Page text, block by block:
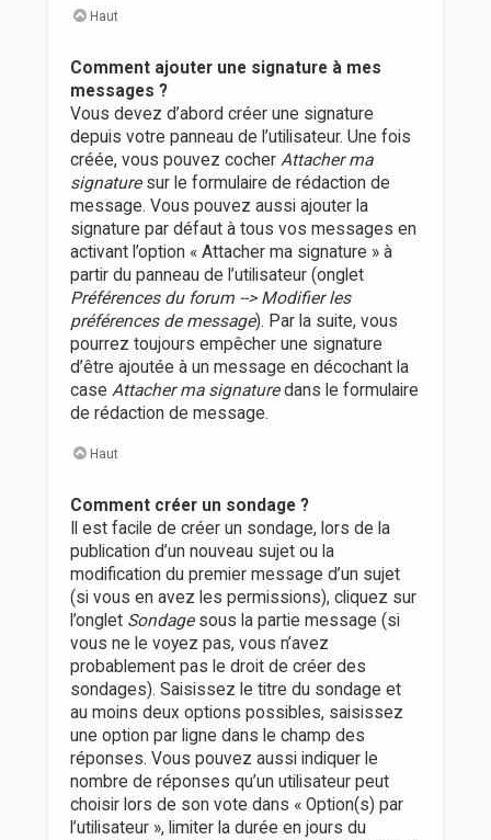
Haut
Comment ajouter une signature à mes
messages ?
Vous devez d’abord créer une signature
depuis votre panneau de l’utilisateur. Une fois
créée, vous pouvez cocher Attacher ma
signaturesur le formulaire de rédaction de
message. Vous pouvez aussi ajouter la
signature par défaut à tous vos messages en
activant l’option « Attacher ma signature » à
partir du panneau de l’utilisateur (onglet
Préférences du forum --> Modifier les
préférences de message). Par la suite, vous
pourrez toujours empêcher une signature
d’être ajoutée à un message en décochant la
case Attacher ma signaturedans le formulaire
de rédaction de message.
Haut
Comment créer un sondage ?
Il est facile de créer un sondage, lors de la
publication d’un nouveau sujet ou la
modification du premier message d’un sujet
(si vous en avez les permissions), cliquez sur
l’onglet Sondagesous la partie message (si
vous ne le voyez pas, vous n’avez
probablement pas le droit de créer des
sondages). Saisissez le titre du sondage et
au moins deux options possibles, saisissez
une option par ligne dans le champ des
réponses. Vous pouvez aussi indiquer le
nombre de réponses qu’un utilisateur peut
choisir lors de son vote dans « Option(s) par
l’utilisateur », limiter la durée en jours du